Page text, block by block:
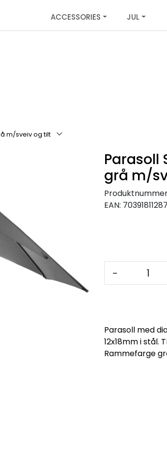
ACCESSORIES JUL
m/sveiv og tilt
Parasoll
grå m/
EAN:
-
Parasoll med
12x18mm i stål.
Rammefarge